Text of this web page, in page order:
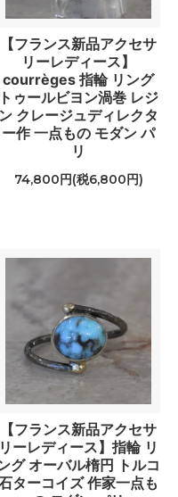
【フランス新品アクセサ
リーレディース】
courrèges 指輪 リング
トゥールビヨン渦巻 レジ
ン クレージュディレクタ
ー作 一点もの モダン パ
リ
74,800円(税6,800円)
【フランス新品アクセサ
リーレディース】指輪 リ
グ オーバル楕円 トルコ
ターコイズ 作家一点も